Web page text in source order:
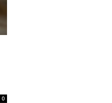
0